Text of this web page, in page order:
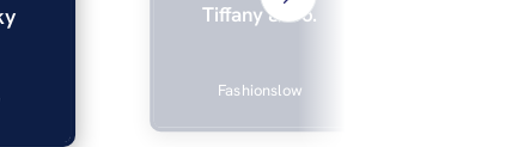
Tiffany & Co.
Fashionslow